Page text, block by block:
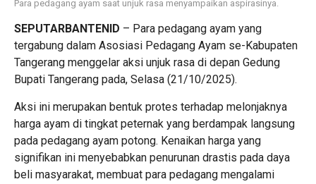
Para pedagang ayam saat unjuk rasa menyampaikan aspirasinya.
SEPUTARBANTENID – Para pedagang ayam yang
tergabung dalam Asosiasi Pedagang Ayam se-Kabupaten
Tangerang menggelar aksi unjuk rasa di depan Gedung
Bupati Tangerang pada, Selasa (21/10/2025).
Aksi ini merupakan bentuk protes terhadap melonjaknya
harga ayam di tingkat peternak yang berdampak langsung
pada pedagang ayam potong. Kenaikan harga yang
signifikan ini menyebabkan penurunan drastis pada daya
beli masyarakat, membuat para pedagang mengalami